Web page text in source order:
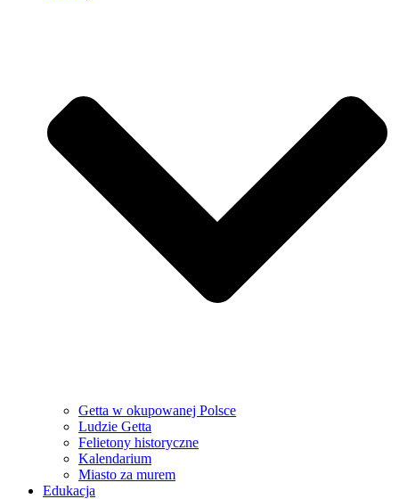
Getta w okupowanej Polsce
Ludzie Getta
Felietony historyczne
Kalendarium
Miasto za murem
Edukacja